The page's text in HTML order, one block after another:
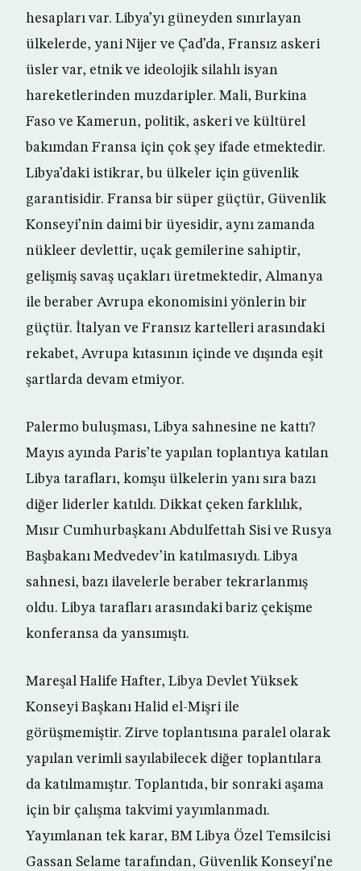
hesapları var. Libya’yı güneyden sınırlayan
ülkelerde, yani Nijer ve Çad’da, Fransız askeri
üsler var, etnik ve ideolojik silahlı isyan
hareketlerinden muzdaripler. Mali, Burkina
Faso ve Kamerun, politik, askeri ve kültürel
bakımdan Fransa için çok şey ifade etmektedir.
Libya’daki istikrar, bu ülkeler için güvenlik
garantisidir. Fransa bir süper güçtür, Güvenlik
Konseyi’nin daimi bir üyesidir, aynı zamanda
nükleer devlettir, uçak gemilerine sahiptir,
gelişmiş savaş uçakları üretmektedir, Almanya
ile beraber Avrupa ekonomisini yönlerin bir
güçtür. İtalyan ve Fransız kartelleri arasındaki
rekabet, Avrupa kıtasının içinde ve dışında eşit
şartlarda devam etmiyor.
Palermo buluşması, Libya sahnesine ne kattı?
Mayıs ayında Paris’te yapılan toplantıya katılan
Libya tarafları, komşu ülkelerin yanı sıra bazı
diğer liderler katıldı. Dikkat çeken farklılık,
Mısır Cumhurbaşkanı Abdulfettah Sisi ve Rusya
Başbakanı Medvedev’in katılmasıydı. Libya
sahnesi, bazı ilavelerle beraber tekrarlanmış
oldu. Libya tarafları arasındaki bariz çekişme
konferansa da yansımıştı.
Mareşal Halife Hafter, Libya Devlet Yüksek
Konseyi Başkanı Halid el-Mişri ile
görüşmemiştir. Zirve toplantısına paralel olarak
yapılan verimli sayılabilecek diğer toplantılara
da katılmamıştır. Toplantıda, bir sonraki aşama
için bir çalışma takvimi yayımlanmadı.
Yayımlanan tek karar, BM Libya Özel Temsilcisi
Gassan Selame tarafından, Güvenlik Konseyi’ne